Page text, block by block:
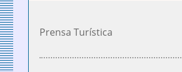
Prensa Turística